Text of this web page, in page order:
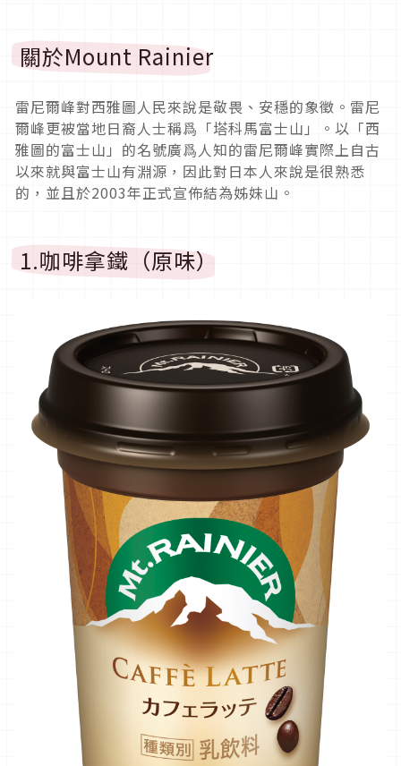
關於Mount Rainier
雷尼爾峰對西雅圖人民來說是敬畏、安穩的象徵。雷尼
爾峰更被當地日裔人士稱爲「塔科馬富士山」。以「西
雅圖的富士山」的名號廣爲人知的雷尼爾峰實際上自古
以來就與富士山有淵源，因此對日本人來說是很熟悉
的，並且於2003年正式宣佈結為姊妹山。
1.咖啡拿鐵（原味）